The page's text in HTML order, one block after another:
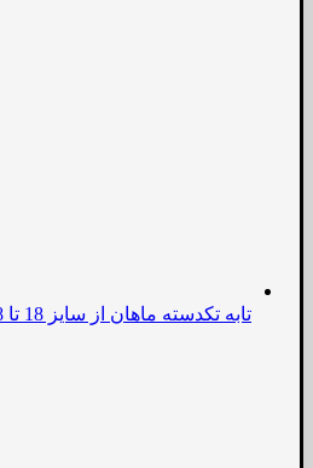
تابه تکدسته ماهان از سایز 18 تا 28